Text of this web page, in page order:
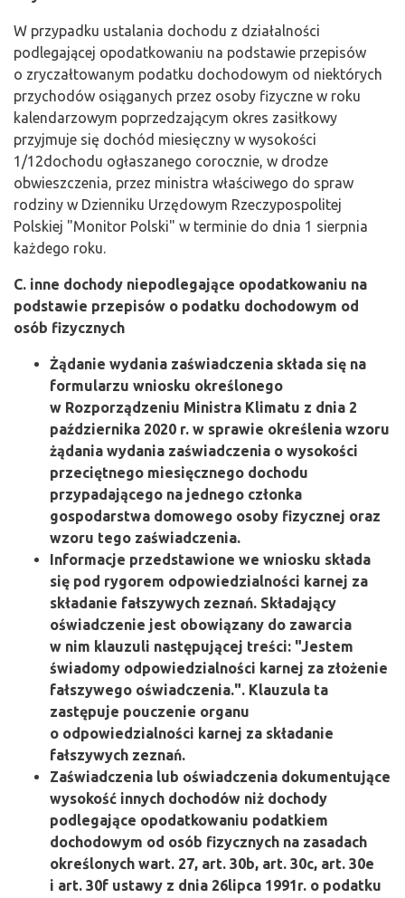
W przypadku ustalania dochodu z działalności
podlegającej opodatkowaniu na podstawie przepisów
o zryczałtowanym podatku dochodowym od niektórych
przychodów osiąganych przez osoby fizyczne w roku
kalendarzowym poprzedzającym okres zasiłkowy
przyjmuje się dochód miesięczny w wysokości
1/12dochodu ogłaszanego corocznie, w drodze
obwieszczenia, przez ministra właściwego do spraw
rodziny w Dzienniku Urzędowym Rzeczypospolitej
Polskiej "Monitor Polski" w terminie do dnia 1 sierpnia
każdego roku.
C. inne dochody niepodlegające opodatkowaniu na
podstawie przepisów o podatku dochodowym od
osób fizycznych
Żądanie wydania zaświadczenia składa się na
formularzu wniosku określonego
w Rozporządzeniu Ministra Klimatu z dnia 2
października 2020 r. w sprawie określenia wzoru
żądania wydania zaświadczenia o wysokości
przeciętnego miesięcznego dochodu
przypadającego na jednego członka
gospodarstwa domowego osoby fizycznej oraz
wzoru tego zaświadczenia.
Informacje przedstawione we wniosku składa
się pod rygorem odpowiedzialności karnej za
składanie fałszywych zeznań. Składający
oświadczenie jest obowiązany do zawarcia
w nim klauzuli następującej treści: "Jestem
świadomy odpowiedzialności karnej za złożenie
fałszywego oświadczenia.". Klauzula ta
zastępuje pouczenie organu
o odpowiedzialności karnej za składanie
fałszywych zeznań.
Zaświadczenia lub oświadczenia dokumentujące
wysokość innych dochodów niż dochody
podlegające opodatkowaniu podatkiem
dochodowym od osób fizycznych na zasadach
określonych wart. 27, art. 30b, art. 30c, art. 30e
i art. 30f ustawy z dnia 26lipca 1991r. o podatku